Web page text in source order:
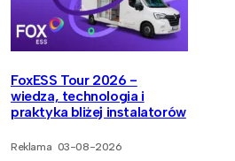
FoxESS Tour 2026 -
wiedza, technologia i
praktyka bliżej instalatorów
Reklama 03-08-2026